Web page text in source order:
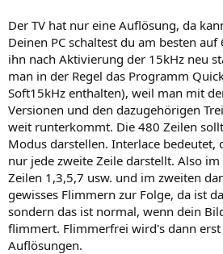
Der TV hat nur eine Auflösung, da
Deinen PC schaltest du am besten auf
ihn nach Aktivierung der 15kHz neu
man in der Regel das Programm
Soft15kHz enthalten), weil man mit
Versionen und den dazugehörigen
weit runterkommt. Die 480 Zeilen
Modus darstellen. Interlace bedeutet,
nur jede zweite Zeile darstellt. Also
Zeilen 1,3,5,7 usw. und im zweiten
gewisses Flimmern zur Folge, da ist
sondern das ist normal, wenn dein
flimmert. Flimmerfrei wird's dann erst
Auflösungen.